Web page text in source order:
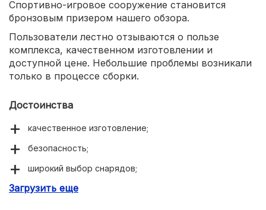
Спортивно-игровое сооружение становится
бронзовым призером нашего обзора.
Пользователи лестно отзываются о пользе
комплекса, качественном изготовлении и
доступной цене. Небольшие проблемы возникали
только в процессе сборки.
Достоинства
качественное изготовление;
безопасность;
широкий выбор снарядов;
компактность.
Загрузить еще